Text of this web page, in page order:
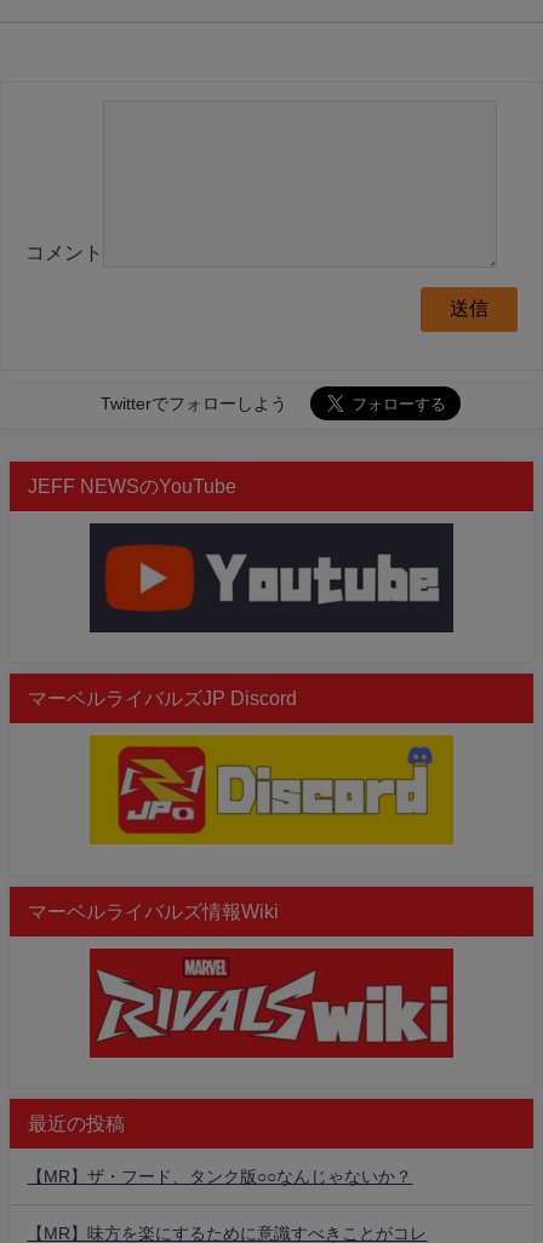
コメント
Twitterでフォローしよう
JEFF NEWSのYouTube
マーベルライバルズJP Discord
マーベルライバルズ情報Wiki
最近の投稿
【MR】ザ・フード、タンク版○○なんじゃないか？
【MR】味方を楽にするために意識すべきことがコレ